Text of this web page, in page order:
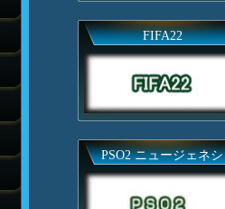
FIFA22
PSO2 ニュージェネシ